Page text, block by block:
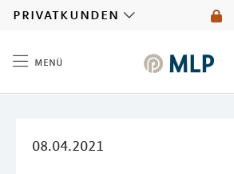
privatkunden
menü
08.04.2021